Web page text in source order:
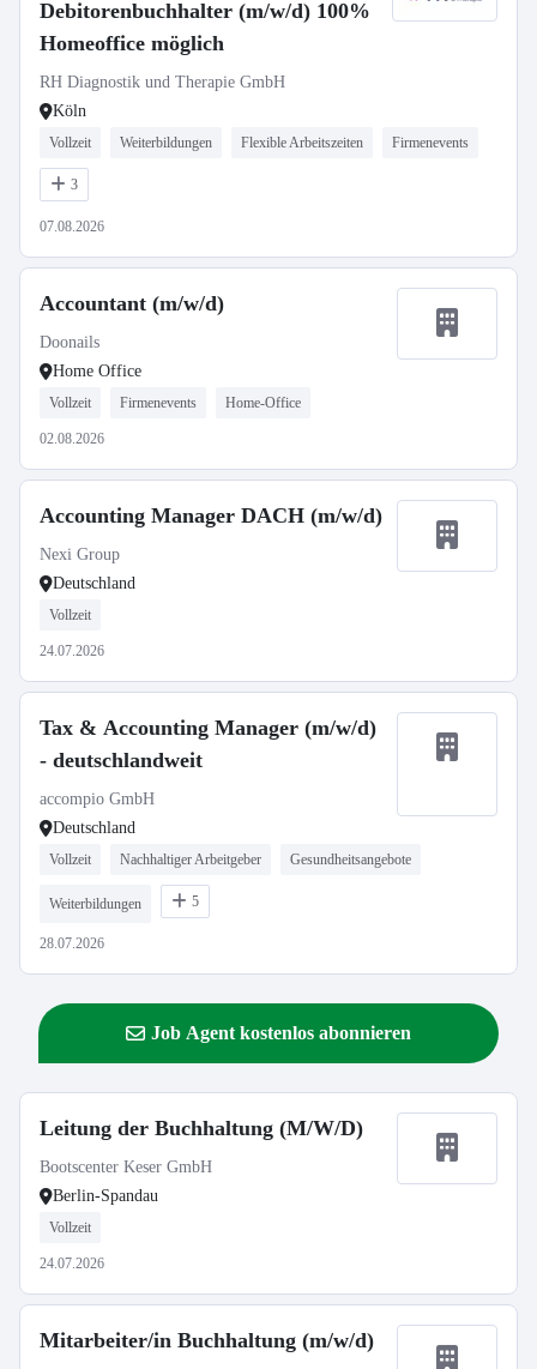
Debitorenbuchhalter (m/w/d) 100%
Homeoffice möglich
RH Diagnostik und Therapie GmbH
Köln
Vollzeit Weiterbildungen Flexible Arbeitszeiten Firmenevents
3
07.08.2026
Accountant (m/w/d)
Doonails
Home Office
Vollzeit Firmenevents Home-Office
02.08.2026
Accounting Manager DACH (m/w/d)
Nexi Group
Deutschland
Vollzeit
24.07.2026
Tax & Accounting Manager (m/w/d)
- deutschlandweit
accompio GmbH
Deutschland
Vollzeit Nachhaltiger Arbeitgeber Gesundheitsangebote
Weiterbildungen 5
28.07.2026
Job Agent kostenlos abonnieren
Leitung der Buchhaltung (M/W/D)
Bootscenter Keser GmbH
Berlin-Spandau
Vollzeit
24.07.2026
Mitarbeiter/in Buchhaltung (m/w/d)